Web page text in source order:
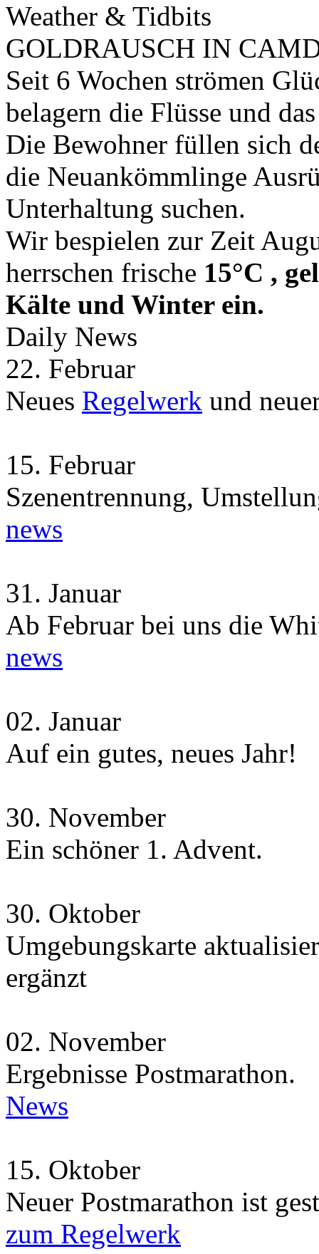
Weather & Tidbits
GOLDRAUSCH IN
Seit 6 Wochen strömen
belagern die Flüsse und
Die Bewohner füllen sich
die Neuankömmlinge
Unterhaltung suchen.
Wir bespielen zur Zeit
herrschen frische 15°C ,
Kälte und Winter ein.
Daily News
22. Februar
Neues Regelwerk und
15. Februar
Szenentrennung,
news
31. Januar
Ab Februar bei uns die
news
02. Januar
Auf ein gutes, neues Jahr!
30. November
Ein schöner 1. Advent.
30. Oktober
Umgebungskarte
ergänzt
02. November
Ergebnisse Postmarathon.
News
15. Oktober
Neuer Postmarathon ist
zum Regelwerk